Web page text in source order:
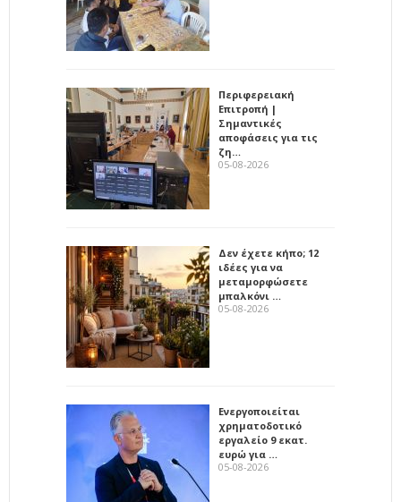
Περιφερειακή
Επιτροπή |
Σημαντικές
αποφάσεις για τις
ζη…
05-08-2026
Δεν έχετε κήπο; 12
ιδέες για να
μεταμορφώσετε
μπαλκόνι …
05-08-2026
Ενεργοποιείται
χρηματοδοτικό
εργαλείο 9 εκατ.
ευρώ για …
05-08-2026